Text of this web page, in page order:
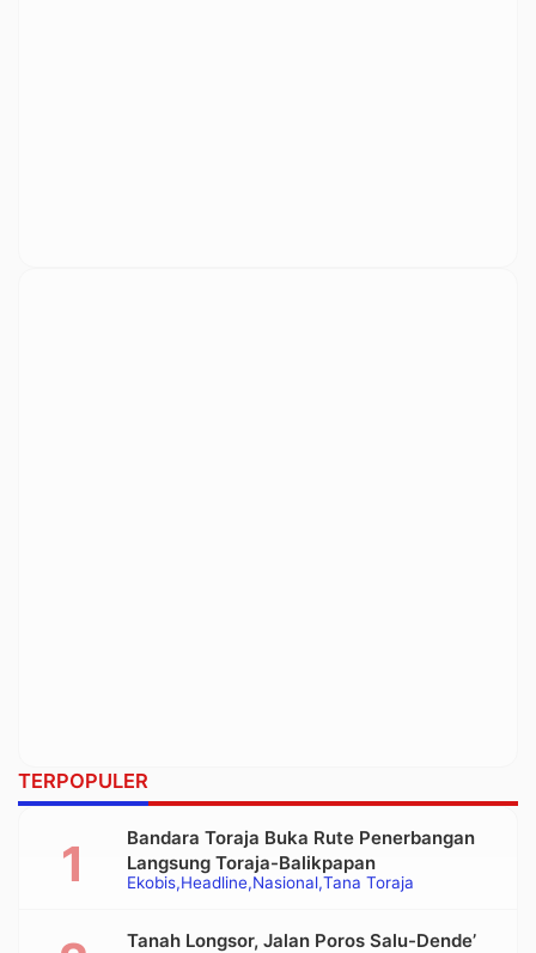
TERPOPULER
Ekobis Headline Nasional Tana Toraja
Bandara Toraja Buka Rute Penerbangan
Langsung Toraja-Balikpapan
Tanah Longsor, Jalan Poros Salu-Dende’